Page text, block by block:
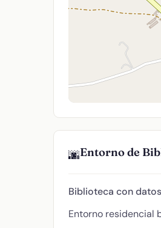
🌆Entorno de
Biblioteca con
Entorno residencial